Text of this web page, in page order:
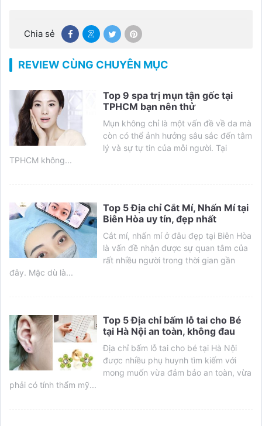
Chia sẻ
REVIEW CÙNG CHUYÊN MỤC
Top 9 spa trị mụn tận gốc tại
TPHCM bạn nên thử
Mụn không chỉ là một vấn đề về da mà
còn có thể ảnh hưởng sâu sắc đến tâm
lý và sự tự tin của mỗi người. Tại
TPHCM không...
Top 5 Địa chỉ Cắt Mí, Nhấn Mí tại
Biên Hòa uy tín, đẹp nhất
Cắt mí, nhấn mí ở đâu đẹp tại Biên Hòa
là vấn đề nhận được sự quan tâm của
rất nhiều người trong thời gian gần
đây. Mặc dù là...
Top 5 Địa chỉ bấm lỗ tai cho Bé
tại Hà Nội an toàn, không đau
Địa chỉ bấm lỗ tai cho bé tại Hà Nội
được nhiều phụ huynh tìm kiếm với
mong muốn vừa đảm bảo an toàn, vừa
phải có tính thẩm mỹ...